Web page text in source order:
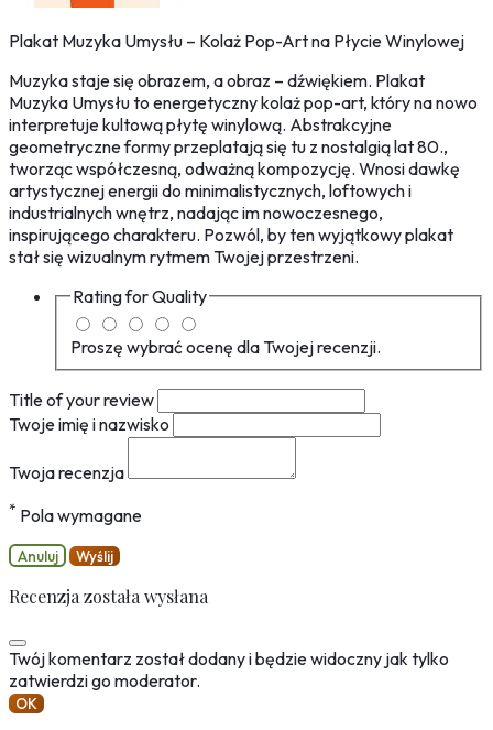
Plakat Muzyka Umysłu – Kolaż Pop-Art na Płycie Winylowej
Muzyka staje się obrazem, a obraz – dźwiękiem. Plakat
Muzyka Umysłu to energetyczny kolaż pop-art, który na nowo
interpretuje kultową płytę winylową. Abstrakcyjne
geometryczne formy przeplatają się tu z nostalgią lat 80.,
tworząc współczesną, odważną kompozycję. Wnosi dawkę
artystycznej energii do minimalistycznych, loftowych i
industrialnych wnętrz, nadając im nowoczesnego,
inspirującego charakteru. Pozwól, by ten wyjątkowy plakat
stał się wizualnym rytmem Twojej przestrzeni.
Rating forQuality
Proszę wybrać ocenę dla Twojej recenzji.
Title of your review
Twoje imię i nazwisko
Twoja recenzja
* Pola wymagane
Anuluj Wyślij
Recenzja została wysłana
Twój komentarz został dodany i będzie widoczny jak tylko
zatwierdzi go moderator.
OK